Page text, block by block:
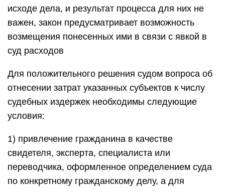
исходе дела, и результат процесса для них не
важен, закон предусматривает возможность
возмещения понесенных ими в связи с явкой в
суд расходов
Для положительного решения судом вопроса об
отнесении затрат указанных субъектов к числу
судебных издержек необходимы следующие
условия:
1) привлечение гражданина в качестве
свидетеля, эксперта, специалиста или
переводчика, оформленное определением суда
по конкретному гражданскому делу, а для